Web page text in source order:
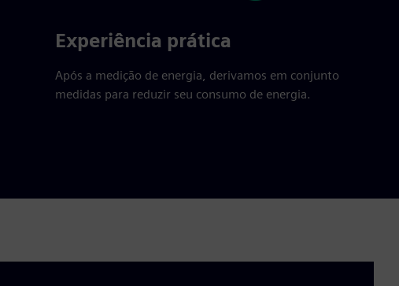
Experiência prática
Após a medição de energia, derivamos em conjunto
medidas para reduzir seu consumo de energia.